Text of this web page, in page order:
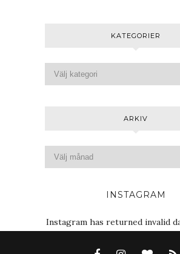
KATEGORIER
ARKIV
INSTAGRAM
Instagram has returned invalid